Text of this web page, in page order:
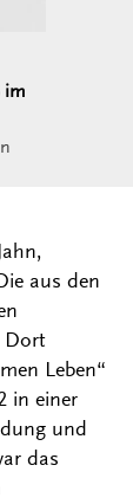
im
aus den
Dort
Leben“
in einer
und
das